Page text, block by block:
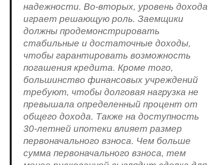
надежности. Во-вторых, уровень дохода
играет решающую роль. Заемщики
должны продемонстрировать
стабильные и достаточные доходы,
чтобы гарантировать возможность
погашения кредита. Кроме того,
большинство финансовых учреждений
требуют, чтобы долговая нагрузка не
превышала определенный процент от
общего дохода. Также на доступность
30-летней ипотеки влияет размер
первоначального взноса. Чем больше
сумма первоначального взноса, тем